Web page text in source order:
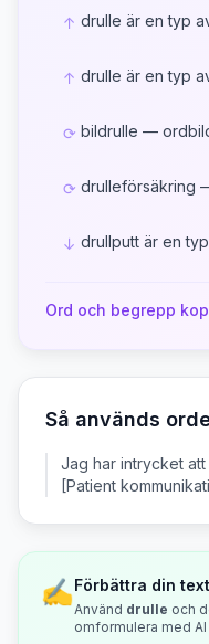
↑ drulle är en typ
↑ drulle är en typ
⟳ bildrulle —
⟳ drulleförsäkring
↓ drullputt är en
Ord och begrepp
Så används
Jag har intrycket
[Patient
✍️Förbättra din text
Använd drulle och
omformulera med